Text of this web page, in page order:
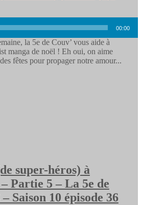
00:00
la 5e de Couv’ vous aide à
manga de noël ! Eh oui, on aime
fêtes pour propager notre amour...
super-héros) à
Partie 5 – La 5e de
Saison 10 épisode 36